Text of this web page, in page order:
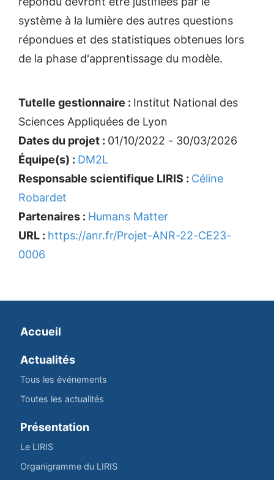
système à la lumière des autres questions
répondues et des statistiques obtenues lors
de la phase d'apprentissage du modèle.
Tutelle gestionnaire : Institut National des
Sciences Appliquées de Lyon
Dates du projet : 01/10/2022 - 30/03/2026
Équipe(s) : DM2L
Responsable scientifique LIRIS : Céline
Robardet
Partenaires : Humans Matter
URL : https://anr.fr/Projet-ANR-22-CE23-
0006
Accueil
Actualités
Tous les événements
Toutes les actualités
Présentation
Le LIRIS
Organigramme du LIRIS